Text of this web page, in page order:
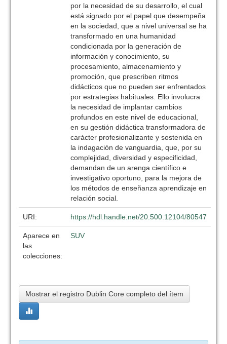
por la necesidad de su desarrollo, el cual
está signado por el papel que desempeña
en la sociedad, que a nivel universal se ha
transformado en una humanidad
condicionada por la generación de
información y conocimiento, su
procesamiento, almacenamiento y
promoción, que prescriben ritmos
didácticos que no pueden ser enfrentados
por estrategias habituales. Ello involucra
la necesidad de implantar cambios
profundos en este nivel de educacional,
en su gestión didáctica transformadora de
carácter profesionalizante y sostenida en
la indagación de vanguardia, que, por su
complejidad, diversidad y especificidad,
demandan de un arenga científico e
investigativo oportuno, para la mejora de
los métodos de enseñanza aprendizaje en
relación social.
URI: https://hdl.handle.net/20.500.12104/80547
Aparece en
las
colecciones:
SUV
Mostrar el registro Dublin Core completo del ítem